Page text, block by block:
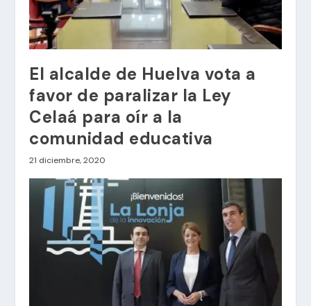
El alcalde de Huelva vota a
favor de paralizar la Ley
Celaá para oír a la
comunidad educativa
21 diciembre, 2020